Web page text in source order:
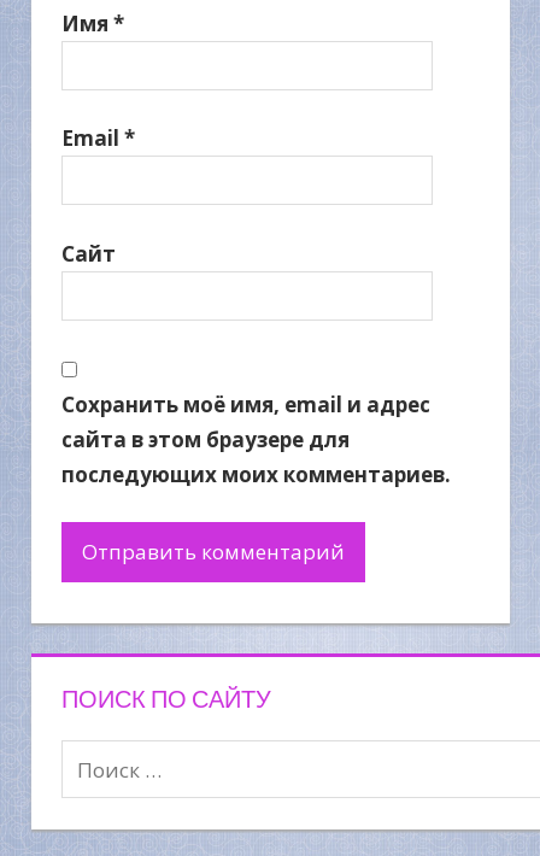
Имя *
Email *
Сайт
Сохранить моё имя, email и адрес
сайта в этом браузере для
последующих моих комментариев.
ПОИСК ПО САЙТУ